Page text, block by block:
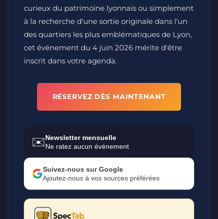
curieux du patrimoine lyonnais ou simplement
à la recherche d'une sortie originale dans l'un
des quartiers les plus emblématiques de Lyon,
cet événement du 4 juin 2026 mérite d'être
inscrit dans votre agenda.
RÉSERVEZ DÈS MAINTENANT
✉️Newsletter mensuelle
Ne ratez aucun événement
Suivez-nous sur Google
Ajoutez-nous à vos sources préférées